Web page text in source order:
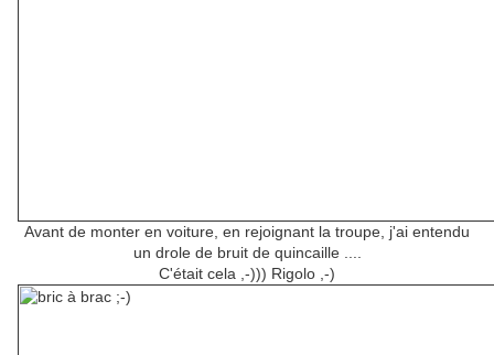
Avant de monter en voiture, en rejoignant la troupe, j'ai entendu
un drole de bruit de quincaille ....
C'était cela ,-))) Rigolo ,-)